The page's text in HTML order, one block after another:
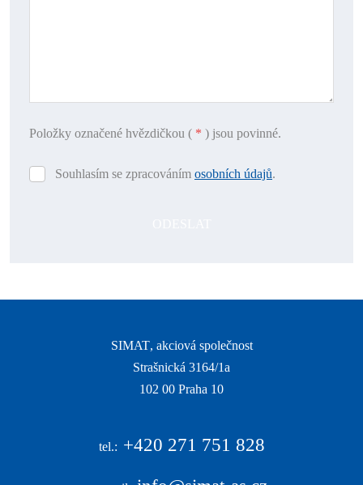
Položky označené hvězdičkou ( * ) jsou povinné.
Souhlasím
Souhlasím se zpracováním osobních údajů.
SIMAT, akciová společnost
|
Strašnická 3164/1a
|
102 00 Praha 10
tel.: +420 271 751 828